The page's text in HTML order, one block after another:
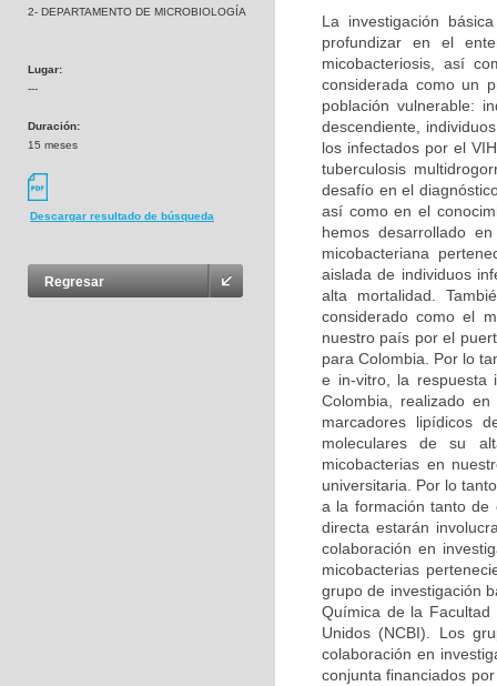
2- DEPARTAMENTO DE MICROBIOLOGÍA
Lugar:
---
Duración:
15 meses
Descargar resultado de búsqueda
Regresar
La investigación
profundizar en el
micobacteriosis, así
considerada como un
población vulnerable:
descendiente,
los infectados por el
tuberculosis
desafío en el
así como en el
hemos desarrollado
micobacteriana
aislada de individuos
alta mortalidad.
considerado como el
nuestro país por el
para Colombia. Por lo
e in-vitro, la respuesta
Colombia, realizado
marcadores lipídicos
moleculares de su
micobacterias en
universitaria. Por lo
a la formación tanto de
directa estarán
colaboración en
micobacterias
grupo de investigación
Química de la
Unidos (NCBI). Los
colaboración en
conjunta financiados